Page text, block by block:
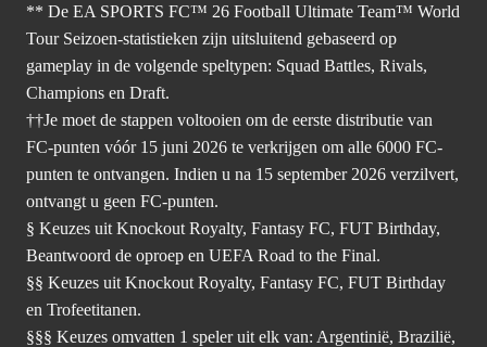
** De EA SPORTS FC™ 26 Football Ultimate Team™ World
Tour Seizoen-statistieken zijn uitsluitend gebaseerd op
gameplay in de volgende speltypen: Squad Battles, Rivals,
Champions en Draft.
††Je moet de stappen voltooien om de eerste distributie van
FC-punten vóór 15 juni 2026 te verkrijgen om alle 6000 FC-
punten te ontvangen. Indien u na 15 september 2026 verzilvert,
ontvangt u geen FC-punten.
§ Keuzes uit Knockout Royalty, Fantasy FC, FUT Birthday,
Beantwoord de oproep en UEFA Road to the Final.
§§ Keuzes uit Knockout Royalty, Fantasy FC, FUT Birthday
en Trofeetitanen.
§§§ Keuzes omvatten 1 speler uit elk van: Argentinië, Brazilië,